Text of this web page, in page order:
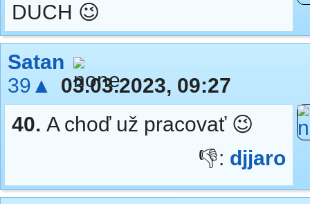
DUCH 😉
Satan
39▲
03.03.2023, 09:27
40. A choď už pracovať 😉
👎: djjaro